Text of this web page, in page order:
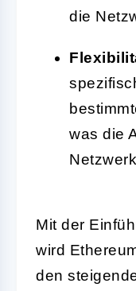
die
was die
Mit der
wird
den